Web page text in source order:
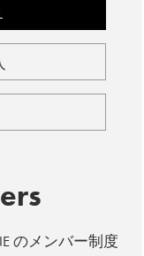
のメンバー制度